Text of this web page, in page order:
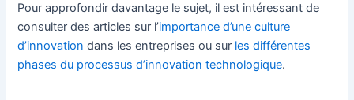
Pour approfondir davantage le sujet, il est intéressant de
consulter des articles sur l’importance d’une culture
d’innovation dans les entreprises ou sur les différentes
phases du processus d’innovation technologique.